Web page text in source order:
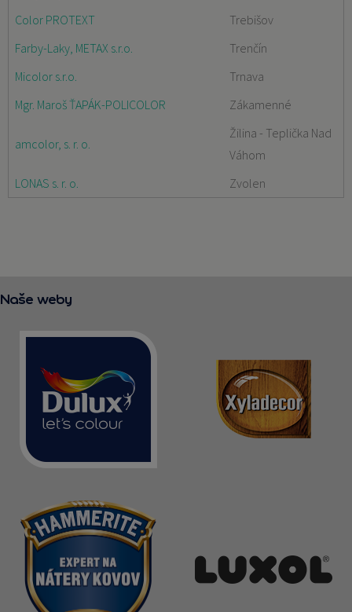
Color PROTEXT
Trebišov
Farby-Laky, METAX s.r.o.
Trenčín
Micolor s.r.o.
Trnava
Mgr. Maroš ŤAPÁK-POLICOLOR
Zákamenné
amcolor, s. r. o.
Žilina - Teplička Nad
Váhom
LONAS s. r. o.
Zvolen
Naše weby